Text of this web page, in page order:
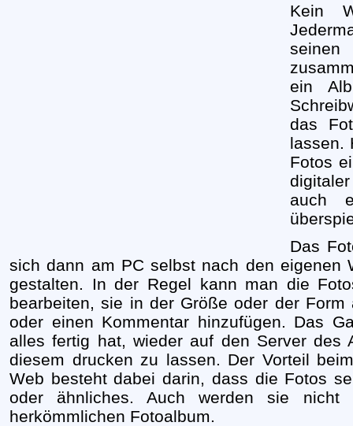
Kein
ein
das
lassen.
Fotos
auch
Das
sich dann am PC selbst nach den eigenen
gestalten. In der Regel kann man die
bearbeiten, sie in der Größe oder der
oder einen Kommentar hinzufügen. Das
alles fertig hat, wieder auf den Server des
diesem drucken zu lassen. Der Vorteil
Web besteht dabei darin, dass die Fotos
oder ähnliches. Auch werden sie
herkömmlichen Fotoalbum.